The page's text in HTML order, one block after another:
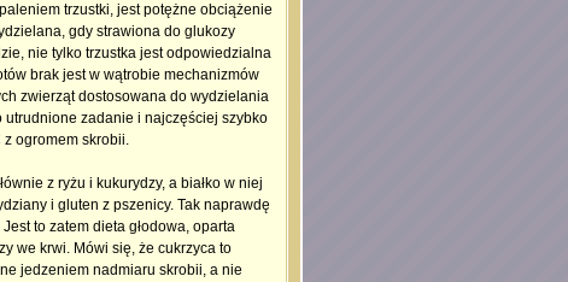
trzustki, jest potężne obciążenie
gdy strawiona do glukozy
nie tylko trzustka jest odpowiedzialna
brak jest w wątrobie mechanizmów
zwierząt dostosowana do wydzielania
utrudnione zadanie i najczęściej szybko
z ogromem skrobii.
z ryżu i kukurydzy, a białko w niej
i gluten z pszenicy. Tak naprawdę
to zatem dieta głodowa, oparta
we krwi. Mówi się, że cukrzyca to
jedzeniem nadmiaru skrobii, a nie